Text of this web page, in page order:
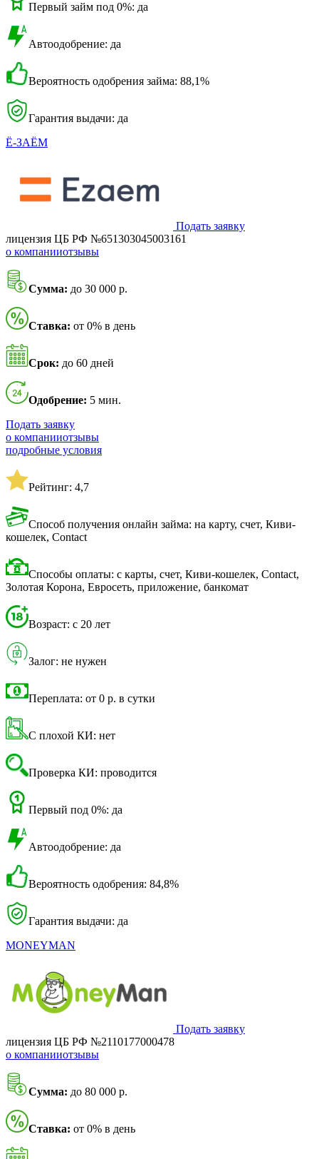
Первый займ под 0%: да
Автоодобрение: да
Вероятность одобрения займа: 88,1%
Гарантия выдачи: да
Ё-ЗАЁМ
Подать заявку
лицензия ЦБ РФ №651303045003161
о компанииотзывы
Сумма: до 30 000 р.
Ставка: от 0% в день
Срок: до 60 дней
Одобрение: 5 мин.
Подать заявку
о компанииотзывы
подробные условия
Рейтинг: 4,7
Способ получения онлайн займа: на карту, счет, Киви-
кошелек, Contact
Способы оплаты: с карты, счет, Киви-кошелек, Contact,
Золотая Корона, Евросеть, приложение, банкомат
Возраст: с 20 лет
Залог: не нужен
Переплата: от 0 р. в сутки
С плохой КИ: нет
Проверка КИ: проводится
Первый под 0%: да
Автоодобрение: да
Вероятность одобрения: 84,8%
Гарантия выдачи: да
MONEYMAN
Подать заявку
лицензия ЦБ РФ №2110177000478
о компанииотзывы
Сумма: до 80 000 р.
Ставка: от 0% в день